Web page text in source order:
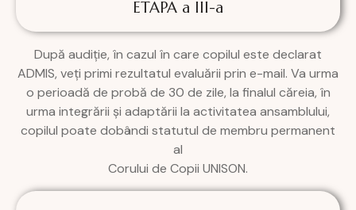
ETAPA a III-a
După audiție, în cazul în care copilul este declarat
ADMIS, veți primi rezultatul evaluării prin e-mail. Va urma
o perioadă de probă de 30 de zile, la finalul căreia, în
urma integrării și adaptării la activitatea ansamblului,
copilul poate dobândi statutul de membru permanent
al
Corului de Copii UNISON.